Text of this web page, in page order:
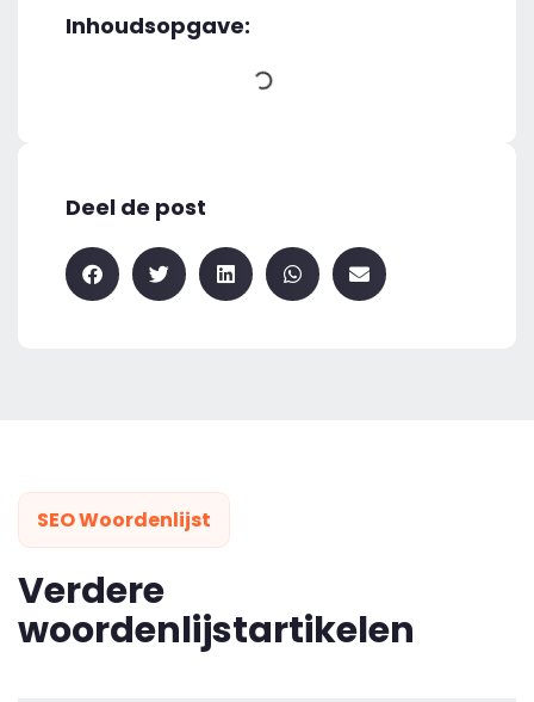
Inhoudsopgave:
Deel de post
SEO Woordenlijst
Verdere
woordenlijstartikelen